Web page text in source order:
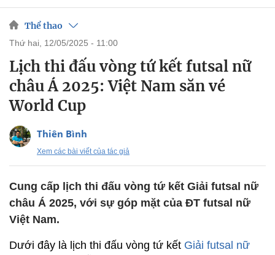
Thể thao
thứ hai, 12/05/2025 - 11:00
Lịch thi đấu vòng tứ kết futsal nữ
châu Á 2025: Việt Nam săn vé
World Cup
Thiên Bình
Xem các bài viết của tác giả
Cung cấp lịch thi đấu vòng tứ kết Giải futsal nữ
châu Á 2025, với sự góp mặt của ĐT futsal nữ
Việt Nam.
Dưới đây là lịch thi đấu vòng tứ kết Giải futsal nữ